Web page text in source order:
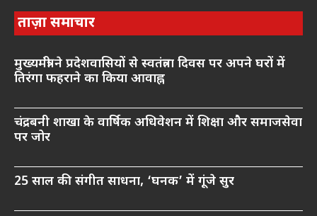
ताज़ा समाचार
मुख्यमंत्री ने प्रदेशवासियों से स्वतंत्रता दिवस पर अपने घरों में
तिरंगा फहराने का किया आवाह्न
चंद्रबनी शाखा के वार्षिक अधिवेशन में शिक्षा और समाजसेवा
पर जोर
25 साल की संगीत साधना, ‘घनक’ में गूंजे सुर